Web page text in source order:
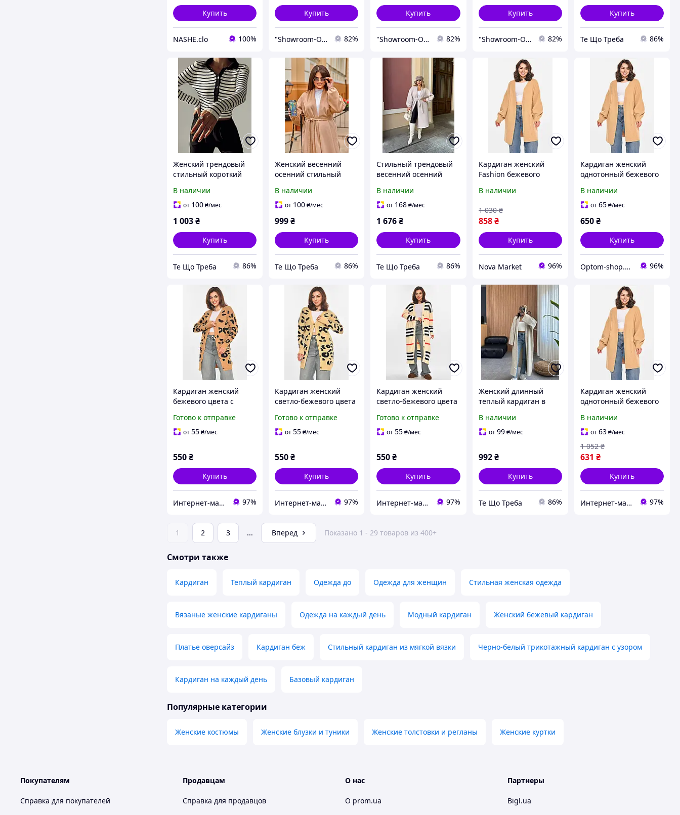
Купить
NASHE.clo 100%
Купить
"Showroom-Online": Тысячи образов – один клик! 82%
Купить
"Showroom-Online": Тысячи образов – один клик! 82%
Купить
"Showroom-Online": Тысячи образов – один клик! 82%
Купить
Те Що Треба 86%
Женский трендовый
стильный короткий
в полоску бежевого
цвета 42-46
В наличии
от 100₴/мес
1 003₴
Купить
Те Що Треба 86%
Женский весенний
осенний стильный
удлиненный кардиган
бежевого цвета 42-54
В наличии
от 100₴/мес
999₴
Купить
Те Що Треба 86%
Стильный трендовый
весенний осенний
бежевого цвета
кардиган 42-54 56-70
В наличии
от 168₴/мес
1 676₴
Купить
Те Що Треба 86%
Кардиган женский
Fashion бежевого
длина 85 см.
В наличии
858 ₴
1 030 ₴
Купить
Nova Market 96%
Кардиган женский
однотонный бежевого
В наличии
от65₴/мес
650₴
Купить
Optom-shop.com.ua - Оптовый интернет-магазин: Одежда и обувь оптом, нижнее белье недорого 96%
Кардиган женский
бежевого цвета с
Готово к отправке
от55₴/мес
550₴
Купить
Интернет-магазин Minimalka.com - минимальные цены на одежду и обувь, нижнее белье и другие товары 97%
Кардиган женский
светло-бежевого цвета
Готово к отправке
от55₴/мес
550₴
Купить
Интернет-магазин Minimalka.com - минимальные цены на одежду и обувь, нижнее белье и другие товары 97%
Кардиган женский
светло-бежевого цвета
Готово к отправке
от55₴/мес
550₴
Купить
Интернет-магазин Minimalka.com - минимальные цены на одежду и обувь, нижнее белье и другие товары 97%
Женский длинный
теплый кардиган в
52
В наличии
от99 ₴/мес
992 ₴
Купить
Те Що Треба 86%
Кардиган женский
однотонный бежевого
В наличии
от63₴/мес
631 ₴
1 052 ₴
Купить
Интернет-магазин Soloveiko.com.ua - одежда и обувь для всей семьи, Украина 97%
1 2 3 ... Вперед Показано 1 - 29 товаров из 400+
Смотри также
Кардиган Теплый кардиган Одежда до Одежда для женщин Стильная женская одежда
Вязаные женские кардиганы Одежда на каждый день Модный кардиган Женский бежевый кардиган
Платье оверсайз Кардиган беж Стильный кардиган из мягкой вязки Черно-белый трикотажный кардиган с узором
Кардиган на каждый день Базовый кардиган
Популярные категории
Женские костюмы Женские блузки и туники Женские толстовки и регланы Женские куртки
Покупателям
Справка для покупателей
Продавцам
Справка для продавцов
О нас
О prom.ua
Партнеры
Bigl.ua